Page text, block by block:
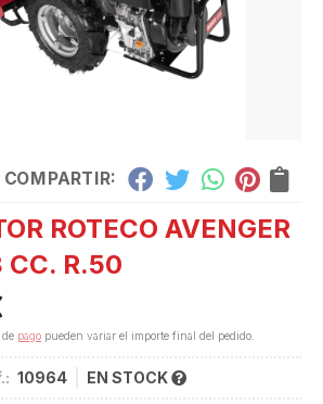
COMPARTIR:
ROTECO AVENGER
CC. R.50
pago pueden variar el importe final del pedido.
10964 EN STOCK